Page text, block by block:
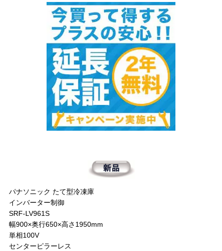
パナソニック たて型冷凍庫
インバーター制御
SRF-LV961S
幅900×奥行650×高さ1950mm
単相100V
センターピラーレス